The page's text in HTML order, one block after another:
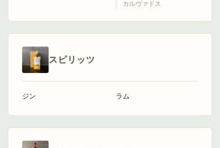
カルヴァドス
スピリッツ
ジン ラム